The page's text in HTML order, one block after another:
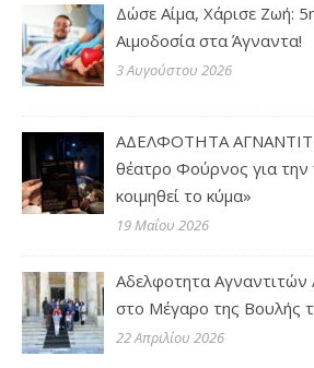
Δώσε Αίμα, Χάρισε Ζωή:
Αιμοδοσία στα Άγναντα!
3 Αυγούστου 2026
ΑΔΕΛΦΟΤΗΤΑ
θέατρο Φούρνος για
κοιμηθεί το κύμα»
19 Μαΐου 2026
Αδελφοτητα Αγναντιτών
στο Μέγαρο της Βουλής
22 Απριλίου 2026